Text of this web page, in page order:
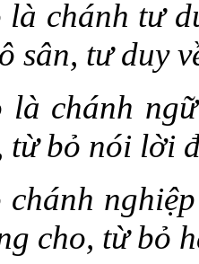
là chánh tư
sân, tư duy
là chánh
bỏ nói lời
chánh
cho, từ bỏ